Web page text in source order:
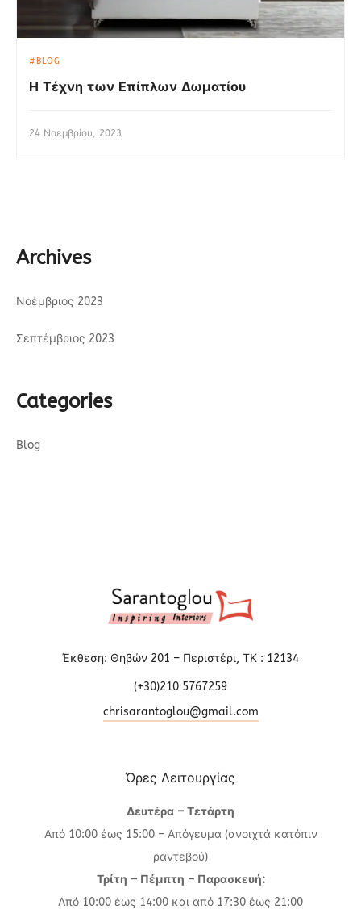
BLOG
Η Τέχνη των Επίπλων Δωματίου
24 Νοεμβρίου, 2023
Archives
Νοέμβριος 2023
Σεπτέμβριος 2023
Categories
Blog
Έκθεση: Θηβών 201 – Περιστέρι, ΤΚ : 12134
(+30)210 5767259
chrisarantoglou@gmail.com
Ώρες Λειτουργίας
Δευτέρα – Τετάρτη
Από 10:00 έως 15:00 – Απόγευμα (ανοιχτά κατόπιν
ραντεβού)
Τρίτη – Πέμπτη – Παρασκευή:
Από 10:00 έως 14:00 και από 17:30 έως 21:00